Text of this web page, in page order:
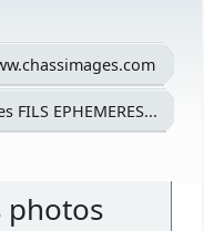
FILS EPHEMERES...
photos